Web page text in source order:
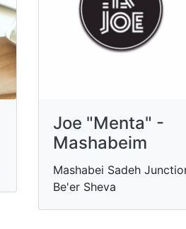
Joe "Menta" -
Mashabeim
Mashabei Sadeh
Be'er Sheva